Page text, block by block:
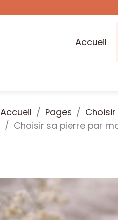
Accueil
Accueil Pages
Choisir sa pierre par